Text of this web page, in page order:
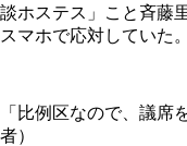
談ホステス」こと斉藤
スマホで応対していた。
「比例区なので、議席
者）